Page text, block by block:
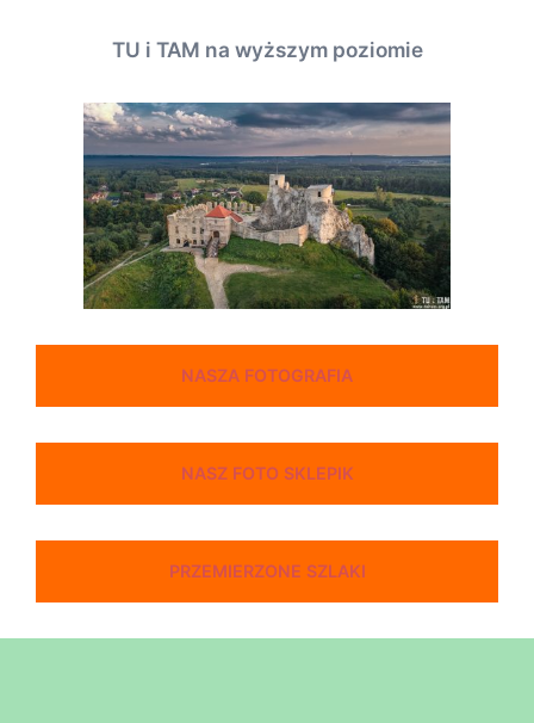
TU i TAM na wyższym poziomie
NASZA FOTOGRAFIA
NASZ FOTO SKLEPIK
PRZEMIERZONE SZLAKI